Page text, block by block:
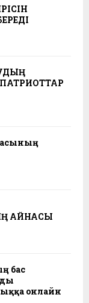
ПАТРИОТТАР
АЙНАСЫ
бас
онлайн